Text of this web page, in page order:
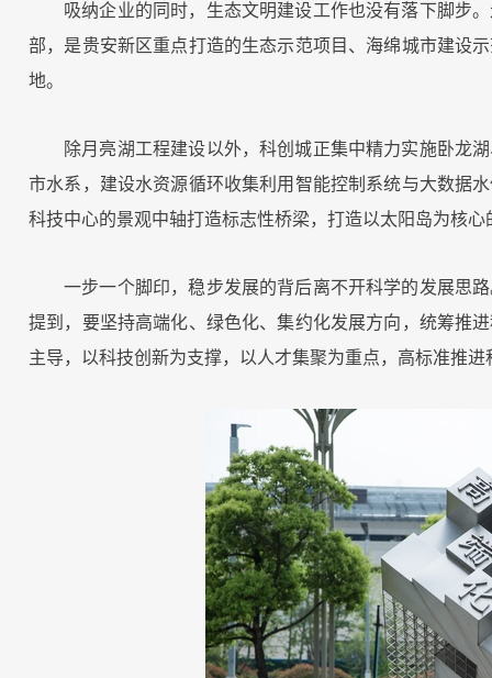
吸纳企业的同时，生态文明建设工作也没有落下脚步
部，是贵安新区重点打造的生态示范项目、海绵城市建设
地。
除月亮湖工程建设以外，科创城正集中精力实施卧龙
市水系，建设水资源循环收集利用智能控制系统与大数据
科技中心的景观中轴打造标志性桥梁，打造以太阳岛为核心
一步一个脚印，稳步发展的背后离不开科学的发展思
提到，要坚持高端化、绿色化、集约化发展方向，统筹推
主导，以科技创新为支撑，以人才集聚为重点，高标准推进